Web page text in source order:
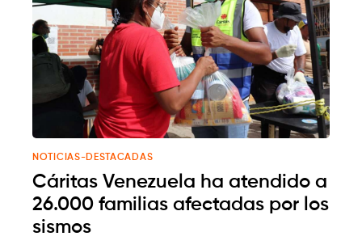
NOTICIAS-DESTACADAS
Cáritas Venezuela ha atendido a
26.000 familias afectadas por los
sismos